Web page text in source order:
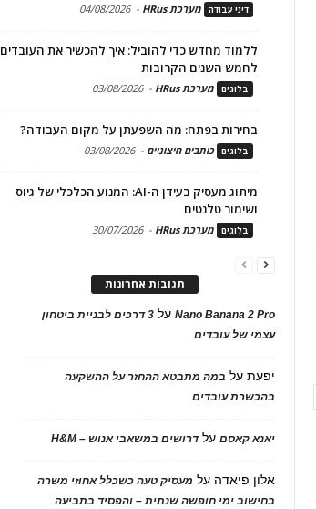
דיני עבודה מערכת HRus -
04/08/2026
ללמוד מחדש כדי להוביל: איך להכשיר את העובדים
לחמש השנים הקרובות
בלוגים מערכת HRus -
03/08/2026
בחירות בפתח: מה השפעתן על מקום העבודה?
בלוגים כותבים חיצוניים -
03/08/2026
מיתוג מעסיק בעידן ה-AI: המנוע הכלכלי של גיוס
ושימור טלנטים
בלוגים מערכת HRus -
30/07/2026
תגובות אחרונות
Nano Banana 2 Proעל
3 דרכים לבניית ביטחון
עצמי של עובדים
יפעתעל במה מתבטא ההחזר על ההשקעה
בהכשרת עובדים
יאנא קאסםעלדרושים במשאבי אנוש – H&M
אלון פיאדה על מעסיק טעה כשכלל אחוזי משרה
בחישוב ימי חופשה שנתית – והפסיד בתביעה